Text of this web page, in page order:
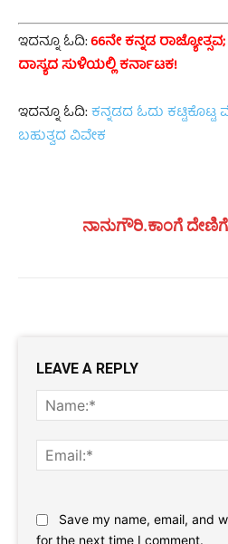
ಇದನ್ನೂ ಓದಿ:66ನೇ ಕನ್ನಡ
ದಾಸ್ಯದ ಸುಳಿಯಲ್ಲಿ ಕರ್ನಾಟಕ!
ಇದನ್ನೂ ಓದಿ:ಕನ್ನಡದ ಓದು
ಬಹುತ್ವದ ವಿವೇಕ
ನಾನುಗೌರಿ.ಕಾಂಗೆ
LEAVE A REPLY
Save my name, email, and
for the next time I comment.